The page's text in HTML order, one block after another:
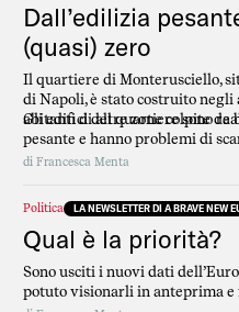
Dall’edilizia
(quasi) zero
Il quartiere di Monterusciello,
di Napoli, è stato costruito negli
abitanti di altre zone colpite da
Gli edifici del quartiere sono
pesante e hanno problemi di
comporta un elevato consumo di
di Francesca Menta
Politica LA NEWSLETTER DI A BRAVE NEW
Qual è la priorità?
Sono usciti i nuovi dati
potuto visionarli in anteprima e